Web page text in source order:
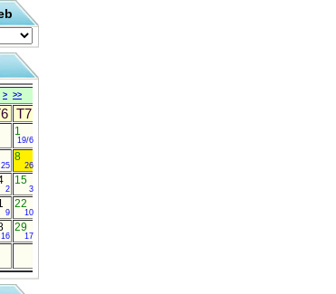
> >>
T7
1
19/6
25
8
26
2
15
3
9
22
10
16
29
17